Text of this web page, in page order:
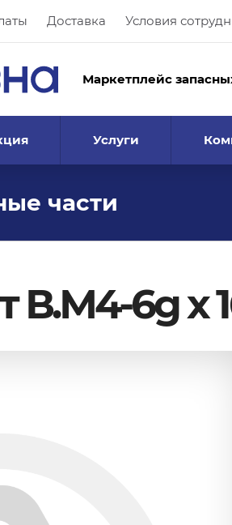
Доставка Условия
Маркетплейс
Услуги
части
В.М4-6g х